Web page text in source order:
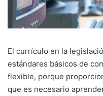
El currículo en la
estándares básicos de
flexible, porque
que es necesario